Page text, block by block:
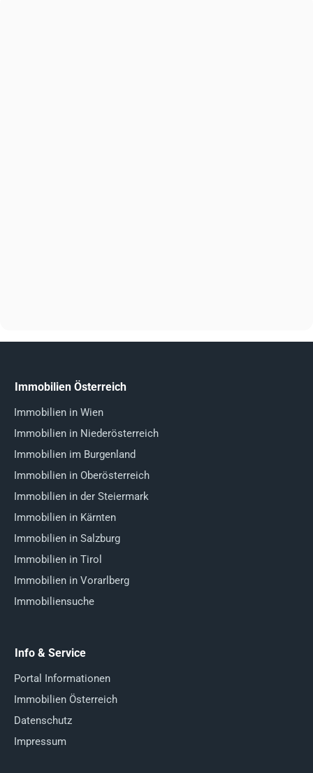
Immobilien Österreich
Immobilien in Wien
Immobilien in Niederösterreich
Immobilien im Burgenland
Immobilien in Oberösterreich
Immobilien in der Steiermark
Immobilien in Kärnten
Immobilien in Salzburg
Immobilien in Tirol
Immobilien in Vorarlberg
Immobiliensuche
Info & Service
Portal Informationen
Immobilien Österreich
Datenschutz
Impressum